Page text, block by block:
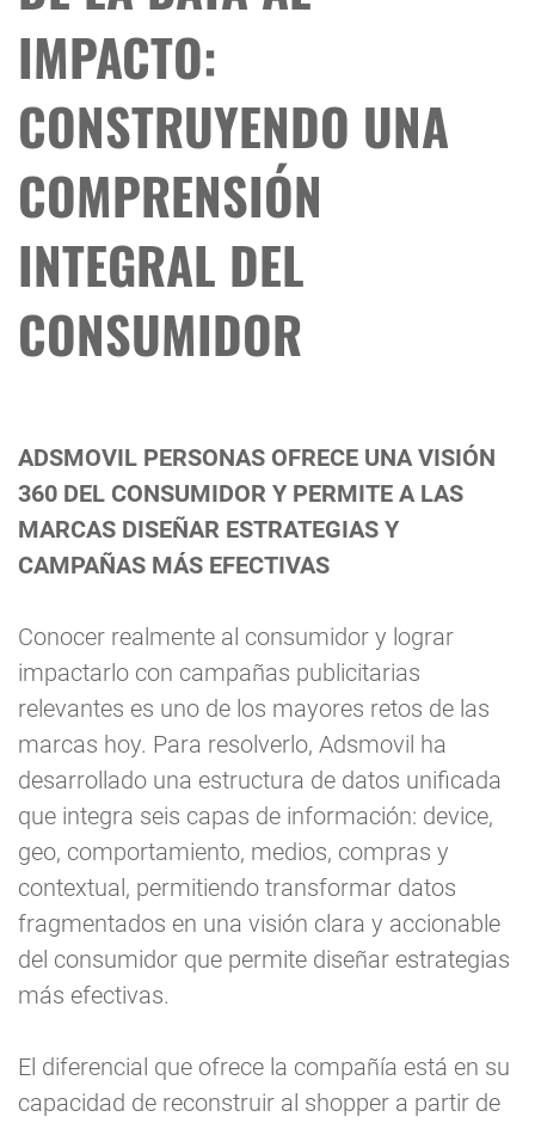
IMPACTO:
CONSTRUYENDO UNA
COMPRENSIÓN
INTEGRAL DEL
CONSUMIDOR
ADSMOVIL PERSONAS OFRECE UNA VISIÓN
360 DEL CONSUMIDOR Y PERMITE A LAS
MARCAS DISEÑAR ESTRATEGIAS Y
CAMPAÑAS MÁS EFECTIVAS
Conocer realmente al consumidor y lograr
impactarlo con campañas publicitarias
relevantes es uno de los mayores retos de las
marcas hoy. Para resolverlo, Adsmovil ha
desarrollado una estructura de datos unificada
que integra seis capas de información: device,
geo, comportamiento, medios, compras y
contextual, permitiendo transformar datos
fragmentados en una visión clara y accionable
del consumidor que permite diseñar estrategias
más efectivas.
El diferencial que ofrece la compañía está en su
capacidad de reconstruir al shopper a partir de